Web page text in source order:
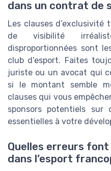
dans un contrat de
Les clauses d’exclusivité
de visibilité
disproportionnées sont
club d’esport. Faites
juriste ou un avocat qui
si le montant semble
clauses qui vous
sponsors potentiels sur
essentielles à votre
Quelles erreurs
dans l’esport